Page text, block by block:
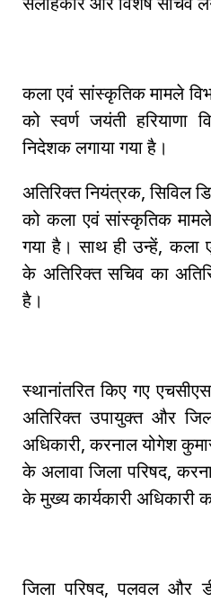
कला एवं सांस्कृतिक मामले
को स्वर्ण जयंती हरियाणा
निदेशक लगाया गया है।
अतिरिक्त नियंत्रक, सिविल
को कला एवं सांस्कृतिक
गया है। साथ ही उन्हें, कला
के अतिरिक्त सचिव का
है।
स्थानांतरित किए गए
अतिरिक्त उपायुक्त और
अधिकारी, करनाल योगेश
के अलावा जिला परिषद,
के मुख्य कार्यकारी अधिकारी
जिला परिषद, पलवल और